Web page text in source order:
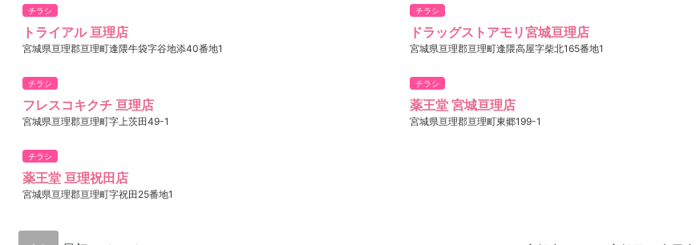
チラシ
トライアル 亘理店
宮城県亘理郡亘理町逢隈牛袋字谷地添40番地1
チラシ
ドラッグストアモリ宮城亘理店
宮城県亘理郡亘理町逢隈高屋字柴北165番地1
チラシ
フレスコキクチ 亘理店
宮城県亘理郡亘理町字上茨田49-1
チラシ
薬王堂 宮城亘理店
宮城県亘理郡亘理町東郷199-1
チラシ
薬王堂 亘理祝田店
宮城県亘理郡亘理町字祝田25番地1